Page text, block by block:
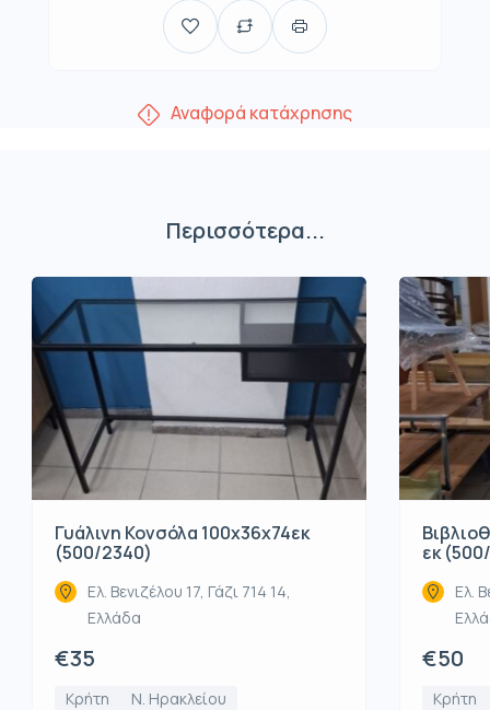
Αναφορά κατάχρησης
Περισσότερα...
Γυάλινη Κονσόλα 100x36x74εκ
(500/2340)
Ελ. Βενιζέλου 17, Γάζι 714 14,
Ελλάδα
€35
Κρήτη Ν. Ηρακλείου
εκ
Ελ.
€50
Κρήτη